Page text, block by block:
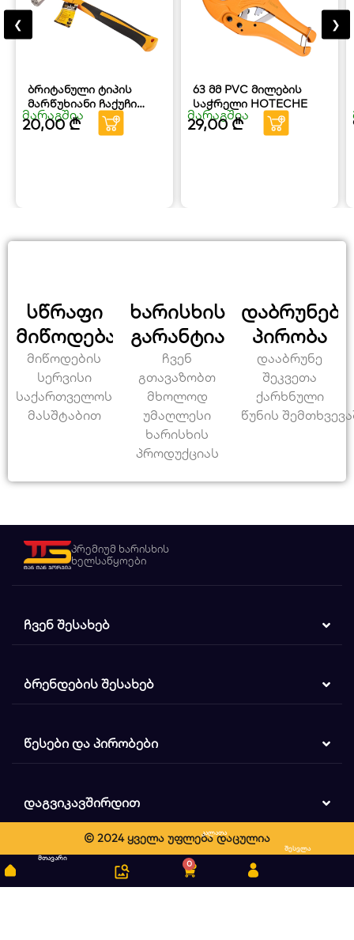
ბრიტანული ტიპის
მარწუხიანი ჩაქუჩი
მინაბოჭკოვანი
სახელურით HOTECHE
მარაგშია
20,00₾
63 მმ PVC მილების
საჭრელი HOTECHE
მარაგშია
29,00₾
❮ ❯
სწრაფი
მიწოდება
მიწოდების
სერვისი
საქართველოს
მასშტაბით
ხარისხის
გარანტია
ჩვენ
გთავაზობთ
მხოლოდ
უმაღლესი
ხარისხის
პროდუქციას
პირობა
დააბრუნე
შეკვეთა
ქარხნული
წუნის
პრემიუმ ხარისხის
ხელსაწყოები
ᲩᲕᲔᲜ ᲨᲔᲡᲐᲮᲔᲑ
ᲑᲠᲔᲜᲓᲔᲑᲘᲡ ᲨᲔᲡᲐᲮᲔᲑ
ᲬᲔᲡᲔᲑᲘ ᲓᲐ ᲞᲘᲠᲝᲑᲔᲑᲘ
ᲓᲐᲒᲕᲘᲙᲐᲕᲨᲘᲠᲓᲘᲗ
© 2024 ყველა უფლება დაცულია
მთავარი
ძიება
0
კალათა
შესვლა